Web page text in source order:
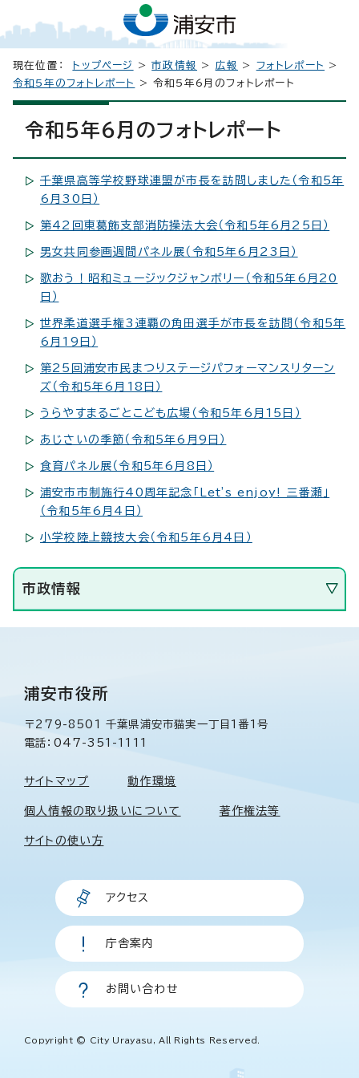
現在位置： トップページ >市政情報 > 広報 > フォトレポート
>
令和5年のフォトレポート
> 令和5年6月のフォトレポート
令和5年6月のフォトレポート
千葉県高等学校野球連盟が市長を訪問しました（令和5年
6月30日）
第42回東葛飾支部消防操法大会（令和5年6月25日）
男女共同参画週間パネル展（令和5年6月23日）
歌おう！昭和ミュージックジャンボリー（令和5年6月20
日）
世界柔道選手権3連覇の角田選手が市長を訪問（令和5年
6月19日）
第25回浦安市民まつりステージパフォーマンスリターン
ズ（令和5年6月18日）
うらやすまるごとこども広場（令和5年6月15日）
あじさいの季節（令和5年6月9日）
食育パネル展（令和5年6月8日）
浦安市市制施行40周年記念「Let's enjoy! 三番瀬」
（令和5年6月4日）
小学校陸上競技大会（令和5年6月4日）
市政情報
浦安市役所
〒279-8501 千葉県浦安市猫実一丁目1番1号
電話：047-351-1111
サイトマップ 動作環境
個人情報の取り扱いについて 著作権法等
サイトの使い方
アクセス
庁舎案内
お問い合わせ
Copyright © City Urayasu, All Rights Reserved.